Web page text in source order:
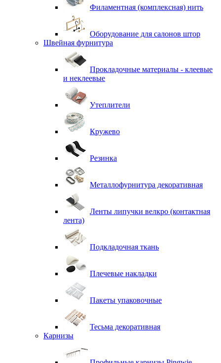
Филаментная (комплексная) нить
Оборудование для салонов штор
Швейная фурнитура
Прокладочные материалы - клеевые
и неклеевые
Утеплители
Кружево
Резинка
Металлофурнитура декоративная
Ленты липучки велкро (контактная
лента)
Подкладочная ткань
Плечевые накладки
Пакеты упаковочные
Тесьма декоративная
Карнизы